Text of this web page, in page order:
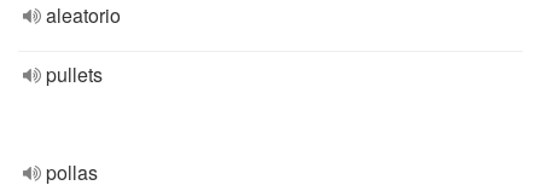
aleatorio
pullets
pollas